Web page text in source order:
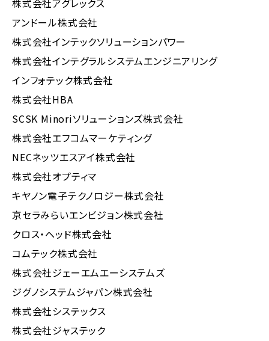
アンドール株式会社
株式会社インテックソリューションパワー
株式会社インテグラルシステムエンジニアリング
インフォテック株式会社
株式会社HBA
SCSK Minoriソリューションズ株式会社
株式会社エフコムマーケティング
NECネッツエスアイ株式会社
株式会社オプティマ
キヤノン電子テクノロジー株式会社
京セラみらいエンビジョン株式会社
クロス・ヘッド株式会社
コムテック株式会社
株式会社ジェーエムエーシステムズ
ジグノシステムジャパン株式会社
株式会社システックス
株式会社ジャステック